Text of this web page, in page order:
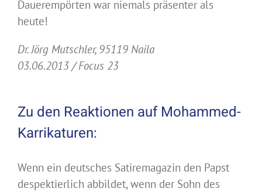
Dauerempörten war niemals präsenter als
heute!
Dr. Jörg Mutschler, 95119 Naila
03.06.2013 / Focus 23
Zu den Reaktionen auf Mohammed-
Karrikaturen:
Wenn ein deutsches Satiremagazin den Papst
despektierlich abbildet, wenn der Sohn des